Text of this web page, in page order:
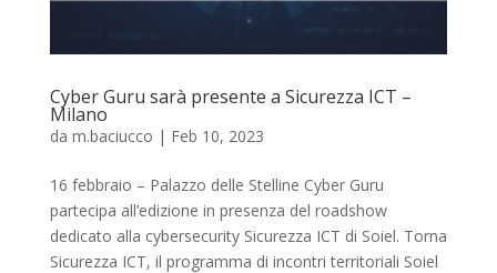
Cyber Guru sarà presente a Sicurezza ICT –
Milano
da m.baciucco | Feb 10, 2023
16 febbraio – Palazzo delle Stelline Cyber Guru
partecipa all’edizione in presenza del roadshow
dedicato alla cybersecurity Sicurezza ICT di Soiel. Torna
Sicurezza ICT, il programma di incontri territoriali Soiel